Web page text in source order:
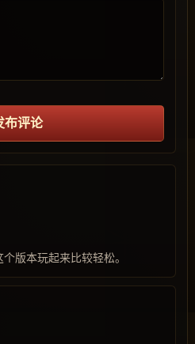
布评论
版本玩起来比较轻松。